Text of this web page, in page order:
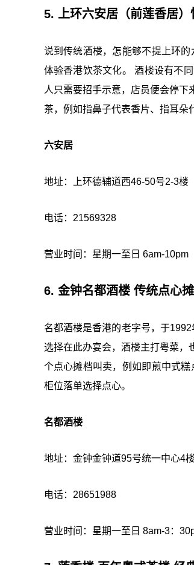
5. 上环六安居（前莲香居
说到传统酒楼，怎能够不提上环
体验香港饮茶文化。 酒楼设有不
人只需要招手示意，店员便会停
茶，例如指鼻子代表香片、指耳朵
六安居
地址：上环德辅道西46-50号2-3楼
电话：21569328
营业时间：星期一至日 6am-10pm
6. 金钟名都酒楼 传统点心
名都酒楼是香港的老字号，于
选择在此办宴会，酒楼主打粤菜，
个点心摊档叫卖，例如即煎中式
柜位落单选择点心。
名都酒楼
地址：金钟金钟道95号统一中心4
电话：28651988
营业时间：星期一至日 8am-3：